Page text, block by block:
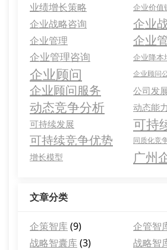
业绩增长策略 企业价值
企业战略咨询 企业
企业管理 企业
企业管理咨询 企业降本
企业顾问 企业顾问
企业顾问服务 公司发
动态竞争分析
动态能
可持续发展
可持
可持续竞争优势 同质化竞
增长模型 广州
文章分类
企策智库 (9) 企管智
战略智囊库 (3) 战略智